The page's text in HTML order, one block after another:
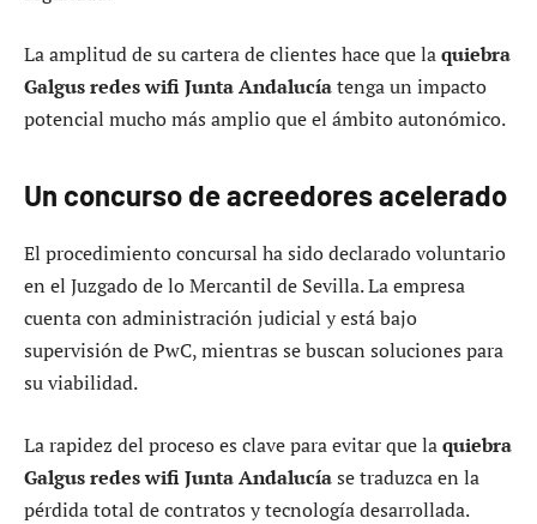
La amplitud de su cartera de clientes hace que laquiebra
Galgus redes wifi Junta Andalucíatenga un impacto
potencial mucho más amplio que el ámbito autonómico.
Un concurso de acreedores acelerado
El procedimiento concursal ha sido declarado voluntario
en el Juzgado de lo Mercantil de Sevilla. La empresa
cuenta con administración judicial y está bajo
supervisión de PwC, mientras se buscan soluciones para
su viabilidad.
La rapidez del proceso es clave para evitar que laquiebra
Galgus redes wifi Junta Andalucíase traduzca en la
pérdida total de contratos y tecnología desarrollada.